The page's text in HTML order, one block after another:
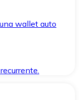
wallet auto